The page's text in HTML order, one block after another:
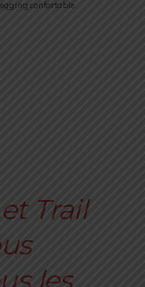
confortable